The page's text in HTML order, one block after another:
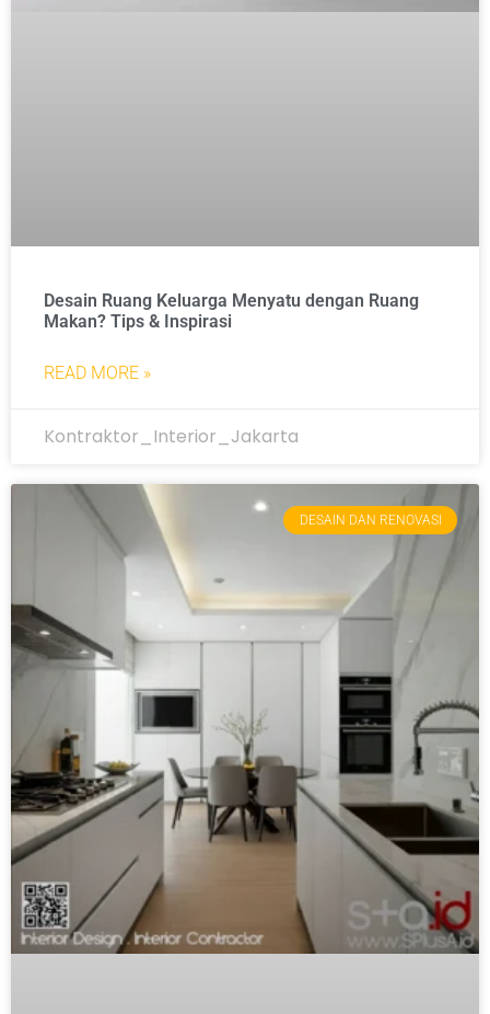
Desain Ruang Keluarga Menyatu dengan Ruang
Makan? Tips & Inspirasi
READ MORE »
Kontraktor_Interior_Jakarta
DESAIN DAN RENOVASI